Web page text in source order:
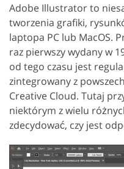
Adobe Illustrator to
tworzenia grafiki,
laptopa PC lub MacOS.
raz pierwszy wydany w
od tego czasu jest
zintegrowany z
Creative Cloud. Tutaj
niektórym z wielu
zdecydować, czy jest